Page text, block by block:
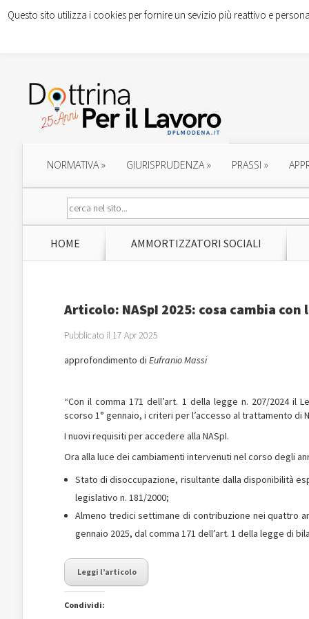
NORMATIVA» GIURISPRUDENZA» PRASSI »
HOME AMMORTIZZATORI SOCIALI
Articolo: NASpI 2025: cosa cambia
Pubblicato il 17 Apr 2025
approfondimento di Eufranio Massi
“Con il comma 171 dell’art. 1 della legge n. 207/2024 il
scorso 1° gennaio, i criteri per l’accesso al trattamento di
I nuovi requisiti per accedere alla NASpI.
Ora alla luce dei cambiamenti intervenuti nel corso degli
Stato di disoccupazione, risultante dalla disponibilità
legislativo n. 181/2000;
Almeno tredici settimane di contribuzione nei quattro
gennaio 2025, dal comma 171 dell’art. 1 della legge di
Leggi l’articolo
Condividi:
Questo sito utilizza i cookies per fornire un sevizio più reattivo e